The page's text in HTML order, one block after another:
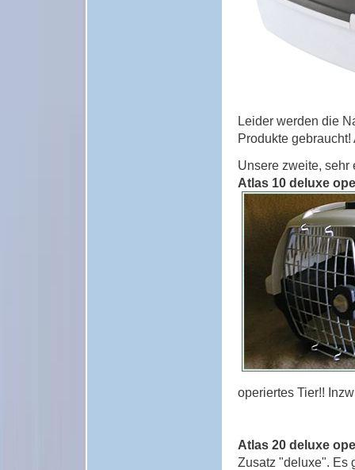
Leider werden die
Produkte
Unsere zweite,
Atlas 10 deluxe
operiertes Tier!!
Atlas 20 deluxe
Zusatz "deluxe". Es